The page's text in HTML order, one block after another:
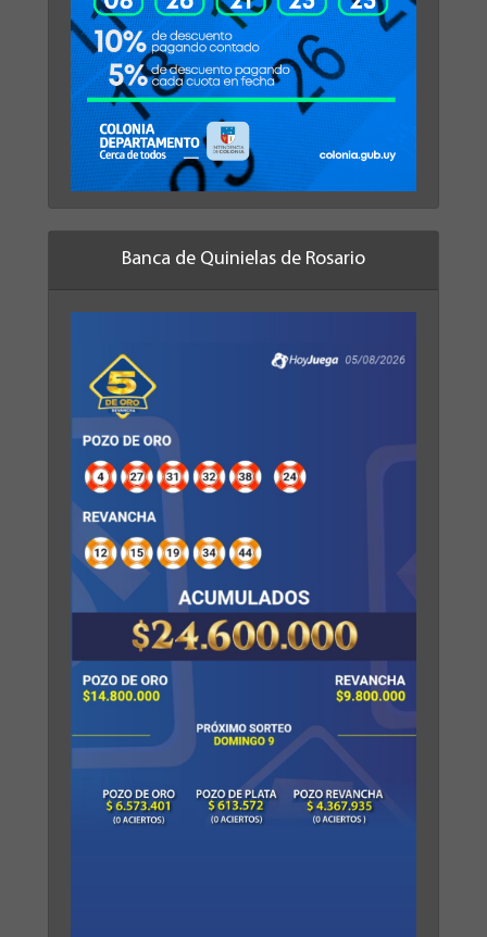
Banca de Quinielas de Rosario